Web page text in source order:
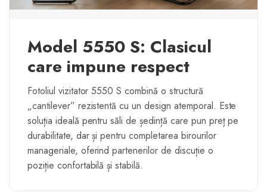
Model 5550 S: Clasicul
care impune respect
Fotoliul vizitator 5550 S combină o structură
„cantilever” rezistentă cu un design atemporal. Este
soluția ideală pentru săli de ședință care pun preț pe
durabilitate, dar și pentru completarea birourilor
manageriale, oferind partenerilor de discuție o
poziție confortabilă și stabilă.